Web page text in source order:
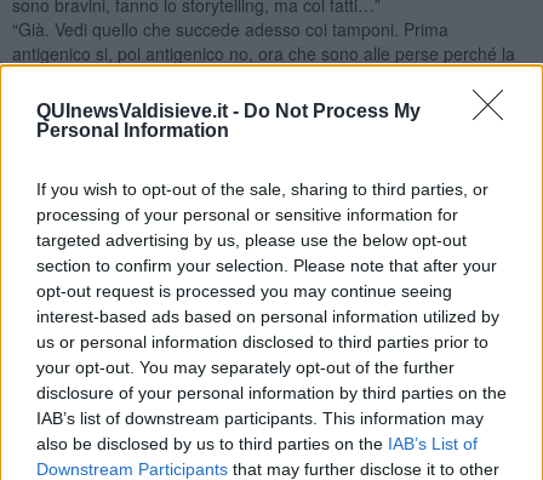
QUInewsValdisieve.it - Do Not Process My
Personal Information
If you wish to opt-out of the sale, sharing to third parties, or
processing of your personal or sensitive information for
targeted advertising by us, please use the below opt-out
section to confirm your selection. Please note that after your
opt-out request is processed you may continue seeing
interest-based ads based on personal information utilized by
us or personal information disclosed to third parties prior to
your opt-out. You may separately opt-out of the further
disclosure of your personal information by third parties on the
IAB’s list of downstream participants. This information may
also be disclosed by us to third parties on the IAB’s List of
Downstream Participants that may further disclose it to other
“Già. Vedi quello che succede adesso coi tamponi. Prima
antigenico si, poi antigenico no, ora che sono alle perse perché la
benissimo. Quarantene e tamponi uguali per tutti, per chi rientra da
un viaggio all’estero, senza distinzione fra vaccinati e non. Altro che
stelle, e Draghi che invece di rassicurarci e prendere provvedimenti
ci dice ‘ci affidiamo al buon cuore delle aziende’. Buon cuore delle
aziende? Ma che sono, favole?”
“E le mascherine, allora? Adesso tutti con le ffp2…”
“E’ che mancano certezze, davvero. Pensa a come vivevamo prima
e come viviamo adesso. Pensa che il Ministro della Salute aveva
scritto un libro, "Perché guariremo", che è stato ritirato dalle librerie
al momento dell’uscita, a ottobre dell’anno passato. Oh, ma si
finisce sempre a parlare di Covid…”
“Proviamo a cambiare argomento: cosa c’è stasera a cena?”
“Ho fatto il ragù, magari due pennette…” . “Sì, ma di quelle
integrali, che poi si modifica il metabolismo, e s’ingrassa, pandemia